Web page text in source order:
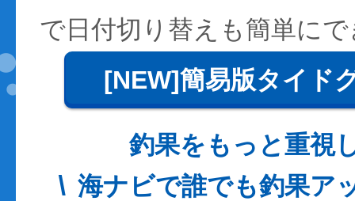
で日付切り替えも簡単に
[NEW]簡易版タイド
釣果をもっと重視
海ナビで誰でも釣果ア